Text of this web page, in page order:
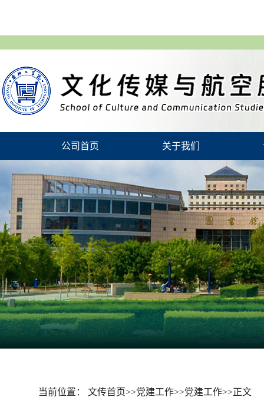
公司首页 关于我们
当前位置： 文传首页>>党建工作>>党建工作>>正文